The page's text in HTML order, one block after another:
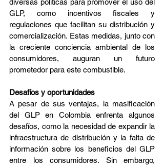
GLP, como incentivos fiscales y
regulaciones que facilitan su distribución y
comercialización. Estas medidas, junto con
la creciente conciencia ambiental de los
consumidores, auguran un futuro
prometedor para este combustible.
Desafíos y oportunidades
A pesar de sus ventajas, la masificación
del GLP en Colombia enfrenta algunos
desafíos, como la necesidad de expandir la
infraestructura de distribución y la falta de
información sobre los beneficios del GLP
entre los consumidores. Sin embargo,